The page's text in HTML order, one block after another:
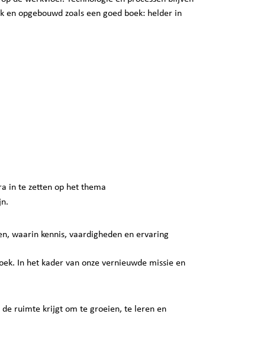
opgebouwd zoals een goed boek: helder in
in te zetten op het thema
waarin kennis, vaardigheden en ervaring
In het kader van onze vernieuwde missie en
ruimte krijgt om te groeien, te leren en